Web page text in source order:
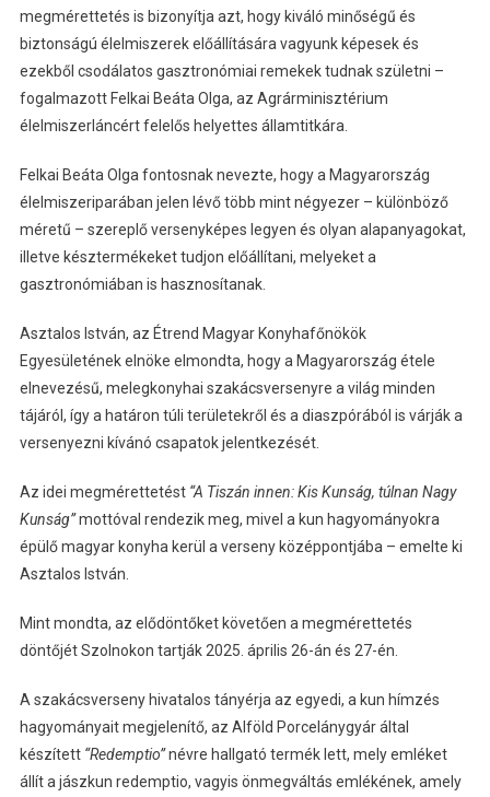
megmérettetés is bizonyítja azt, hogy kiváló minőségű és
biztonságú élelmiszerek előállítására vagyunk képesek és
ezekből csodálatos gasztronómiai remekek tudnak születni –
fogalmazott Felkai Beáta Olga, az Agrárminisztérium
élelmiszerláncért felelős helyettes államtitkára.
Felkai Beáta Olga fontosnak nevezte, hogy a Magyarország
élelmiszeriparában jelen lévő több mint négyezer – különböző
méretű – szereplő versenyképes legyen és olyan alapanyagokat,
illetve késztermékeket tudjon előállítani, melyeket a
gasztronómiában is hasznosítanak.
Asztalos István, az Étrend Magyar Konyhafőnökök
Egyesületének elnöke elmondta, hogy a Magyarország étele
elnevezésű, melegkonyhai szakácsversenyre a világ minden
tájáról, így a határon túli területekről és a diaszpórából is várják a
versenyezni kívánó csapatok jelentkezését.
Az idei megmérettetést “A Tiszán innen: Kis Kunság, túlnan Nagy
Kunság”mottóval rendezik meg, mivel a kun hagyományokra
épülő magyar konyha kerül a verseny középpontjába – emelte ki
Asztalos István.
Mint mondta, az elődöntőket követően a megmérettetés
döntőjét Szolnokon tartják 2025. április 26-án és 27-én.
A szakácsverseny hivatalos tányérja az egyedi, a kun hímzés
hagyományait megjelenítő, az Alföld Porcelánygyár által
készített “Redemptio”névre hallgató termék lett, mely emléket
állít a jászkun redemptio, vagyis önmegváltás emlékének, amely